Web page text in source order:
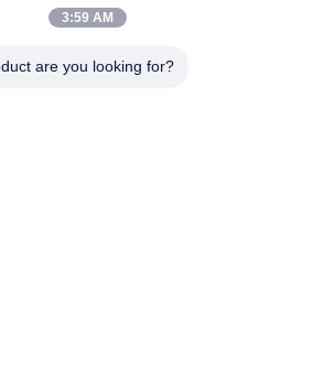
বিপজ্জনক পরিস্থিতিতে প্রথম
পরিবেশন করে।
3:59 AM
are you looking for?